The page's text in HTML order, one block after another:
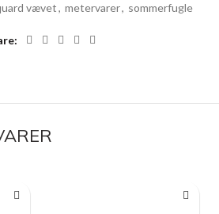
vævet, metervarer, sommerfugle